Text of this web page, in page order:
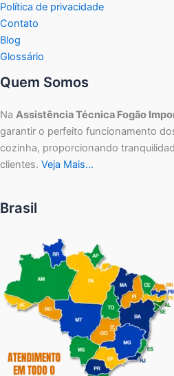
Política de privacidade
Contato
Blog
Glossário
Quem Somos
Na Assistência Técnica Fogão
garantir o perfeito funcionamento
cozinha, proporcionando
clientes. Veja Mais…
Brasil